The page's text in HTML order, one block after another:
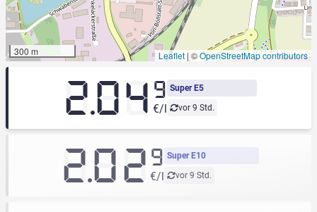
300 m Leaflet | ©OpenStreetMap contributors
Super E5
vor 9 Std.
2.04 9
€/l
Super E10
vor 9 Std.
2.029
€/l